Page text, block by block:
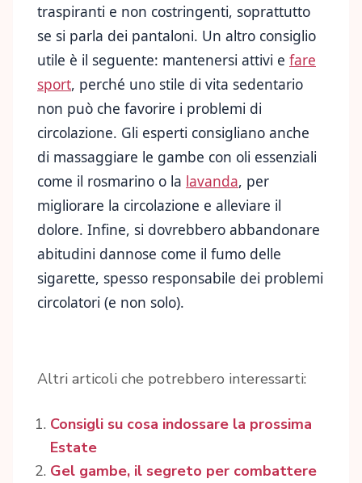
traspiranti e non costringenti, soprattutto
se si parla dei pantaloni. Un altro consiglio
utile è il seguente: mantenersi attivi e fare
sport, perché uno stile di vita sedentario
non può che favorire i problemi di
circolazione. Gli esperti consigliano anche
di massaggiare le gambe con oli essenziali
come il rosmarino o la lavanda, per
migliorare la circolazione e alleviare il
dolore. Infine, si dovrebbero abbandonare
abitudini dannose come il fumo delle
sigarette, spesso responsabile dei problemi
circolatori (e non solo).
Altri articoli che potrebbero interessarti:
Consigli su cosa indossare la prossima
Estate
Gel gambe, il segreto per combattere